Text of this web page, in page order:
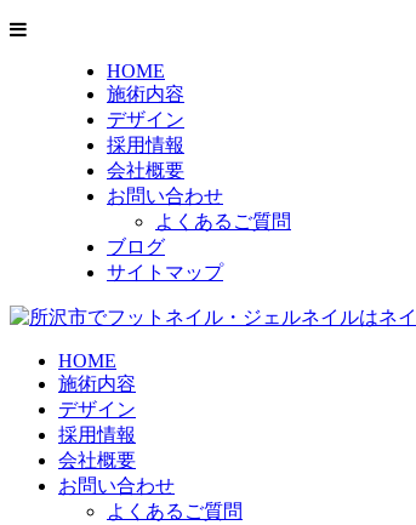
HOME
施術内容
デザイン
採用情報
会社概要
お問い合わせ
よくあるご質問
ブログ
サイトマップ
HOME
施術内容
デザイン
採用情報
会社概要
お問い合わせ
よくあるご質問